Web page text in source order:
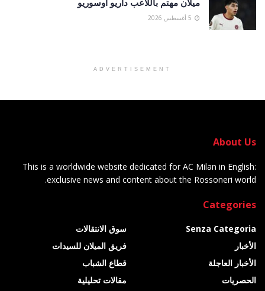
ADVERTISEMENT
About Us
This is a worldwide website dedicated for AC Milan in English:
exclusive news and content about the Rossoneri world.
Categories
Senza Categoria
الأخبار
الأخبار العاجلة
الحصريات
سوق الانتقالات
فريق الميلان للسيدات
قطاع الشباب
مقالات تحليلية